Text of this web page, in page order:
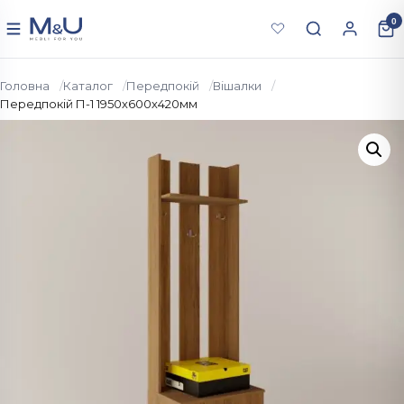
Меню 0
Головна Каталог Передпокій
Вішалки
Передпокій П-1 1950х600х420мм